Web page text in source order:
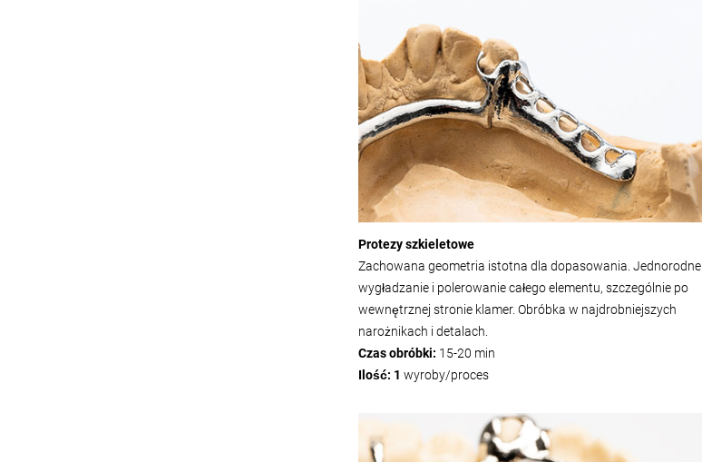
Protezy szkieletowe
Zachowana geometria istotna dla dopasowania. Jednorodne
wygładzanie i polerowanie całego elementu, szczególnie po
wewnętrznej stronie klamer. Obróbka w najdrobniejszych
narożnikach i detalach.
Czas obróbki: 15-20 min
Ilość: 1 wyroby/proces